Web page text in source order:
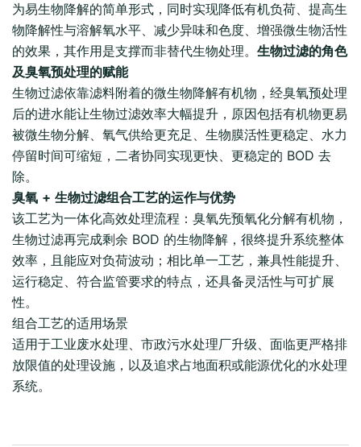
为易生物降解的简单形式，同时实现降低有机负荷、提高生
物降解性与溶解氧水平、减少异味和色度、增强微生物活性
的效果，其作用是支撑而非替代生物处理。 生物过滤的角色
及臭氧预处理的赋能
生物过滤依靠滤料附着的微生物降解有机物，经臭氧预处理
后的进水能让生物过滤效率大幅提升，原因包括有机物更易
被微生物分解、氧气供给更充足、生物膜活性更稳定、水力
停留时间可缩短，二者协同实现更快、更稳定的 BOD 去
除。
臭氧 + 生物过滤组合工艺的运作与优势
该工艺为一体化高效处理流程：臭氧先预氧化分解有机物，
生物过滤再完成剩余 BOD 的生物降解，很终提升系统整体
效率，且能应对负荷波动；相比单一工艺，兼具性能提升、
运行稳定、符合监管要求的特点，还具备灵活性与可扩展
性。
组合工艺的适用场景
适用于工业废水处理、市政污水处理厂升级、面临更严格排
放限值的处理设施，以及追求占地面积或能源优化的水处理
系统。